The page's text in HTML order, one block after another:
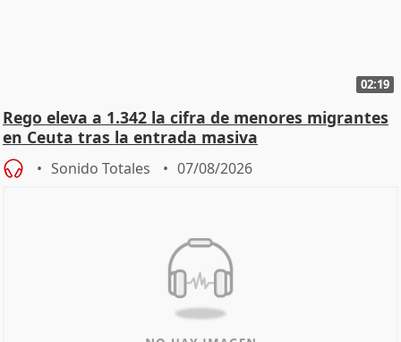
02:19
Rego eleva a 1.342 la cifra de menores migrantes
en Ceuta tras la entrada masiva
Sonido Totales 07/08/2026